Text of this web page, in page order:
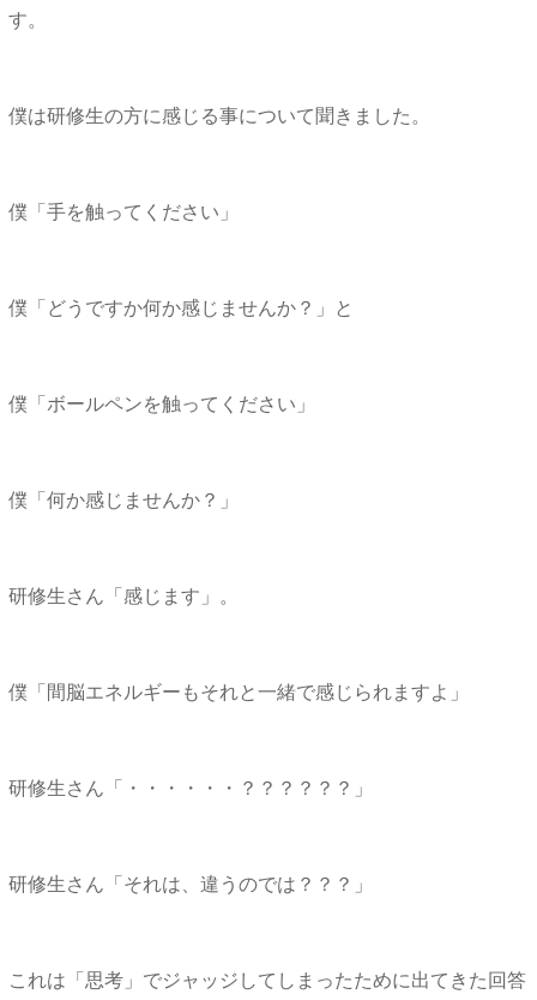
す。
僕は研修生の方に感じる事について聞きました。
僕「手を触ってください」
僕「どうですか何か感じませんか？」と
僕「ボールペンを触ってください」
僕「何か感じませんか？」
研修生さん「感じます」。
僕「間脳エネルギーもそれと一緒で感じられますよ」
研修生さん「・・・・・・？？？？？？」
研修生さん「それは、違うのでは？？？」
これは「思考」でジャッジしてしまったために出てきた回答